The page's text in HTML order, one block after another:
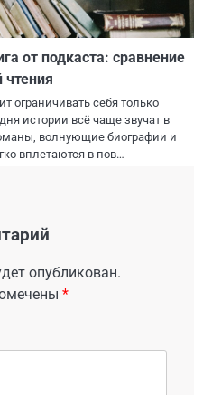
от подкаста: сравнение
ограничивать себя только
истории всё чаще звучат в
волнующие биографии и
вплетаются в пов…
опубликован.
*